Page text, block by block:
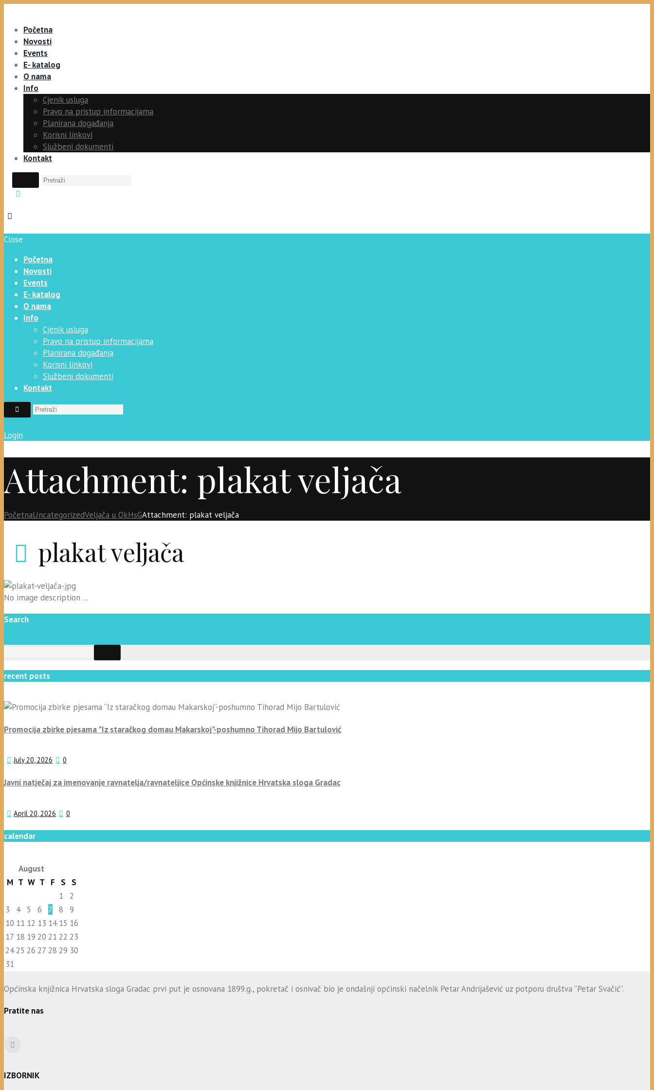
Početna
Novosti
Events
E- katalog
O nama
Info
Cjenik usluga
Pravo na pristup informacijama
Planirana događanja
Korisni linkovi
Službeni dokumenti
Kontakt
Close
Početna
Novosti
Events
E- katalog
O nama
Info
Cjenik usluga
Pravo na pristup informacijama
Planirana događanja
Korisni linkovi
Službeni dokumenti
Kontakt
Login
Attachment: plakat veljača
PočetnaUncategorizedVeljača u OkHsGAttachment: plakat veljača
plakat veljača
No image description ...
Search
recent posts
Promocija zbirke pjesama "Iz staračkog domau Makarskoj"-poshumno Tihorad Mijo Bartulović
July 20, 2026 0
Javni natječaj za imenovanje ravnatelja/ravnateljice Općinske knjižnice Hrvatska sloga Gradac
April 20, 2026 0
calendar
August
M T W T F S
S
1
2
3
4 5 6 7 8
9
10 11 12 13 14 15 16
17 18 19 20 21 22 23
2425 26 27 28 29 30
31
Općinska knjižnica Hrvatska sloga Gradac prvi put je osnovana 1899.g., pokretač i osnivač bio je ondašnji općinski načelnik Petar Andrijašević uz potporu društva “Petar Svačić”.
Pratite nas
IZBORNIK